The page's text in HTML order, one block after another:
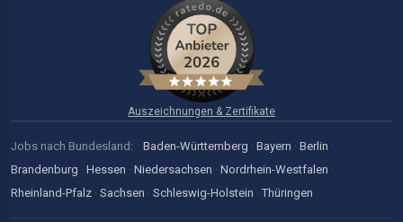
Auszeichnungen & Zertifikate
Jobs nach Bundesland: Baden-Württemberg · Bayern · Berlin ·
Brandenburg · Hessen · Niedersachsen · Nordrhein-Westfalen ·
Rheinland-Pfalz · Sachsen · Schleswig-Holstein · Thüringen